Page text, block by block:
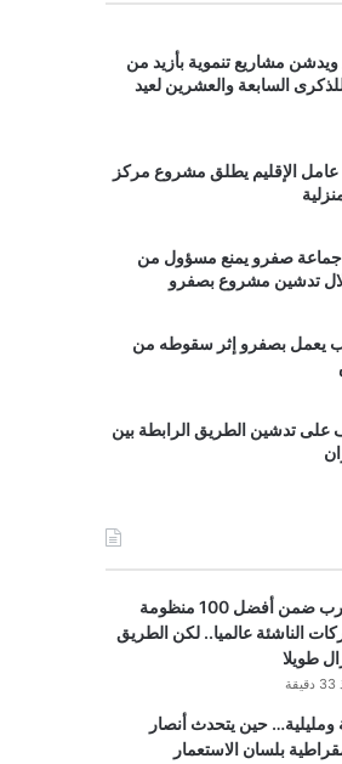
مشاريع تنموية بأزيد من
للذكرى السابعة والعشرين لعيد
عامل الإقليم يطلق مشروع مركز
جماعة صفرو يمنع مسؤول من
تدشين مشروع بصفرو
يعمل بصفرو إثر سقوطه من
تدشين الطريق الرابطة بين
المغرب ضمن أفضل 100 منظومة
الناشئة عالميا.. لكن الطريق
طويلا
ومليلية… حين يتحدث أنصار
بلسان الاستعمار